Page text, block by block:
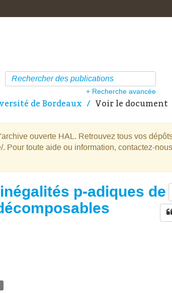
+ Recherche avancée
de Bordeaux Voir le document
ouverte HAL. Retrouvez tous vos
Pour toute aide ou information, contactez-nous
p-adiques de